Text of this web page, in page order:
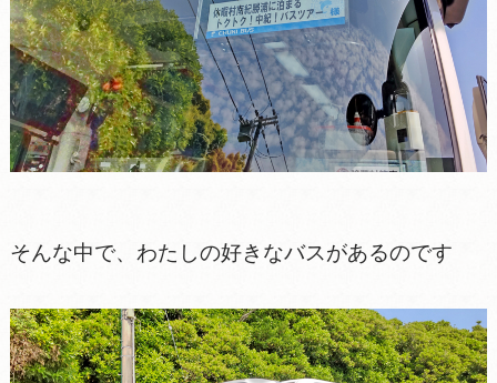
そんな中で、わたしの好きなバスがあるのです